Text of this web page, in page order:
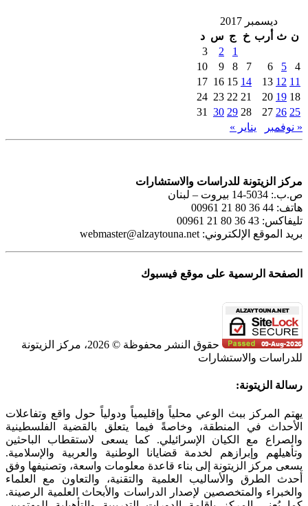
ديسمبر 2017
ن ث أرب خ ج س د
1
2
3
4
5
6
7
8
9
10
11
12
13
14
15
16
17
18
19
20
21
22
23
24
25
26
27
28
29
30
31
« نوفمبر
يناير »
مركز الزيتونة للدراسات والاستشارات
ص.ب.: 5034-14 بيروت – لبنان
هاتف: 44 36 80 21 00961
تليفاكس: 43 36 80 21 00961
بريد الموقع الإلكتروني: webmaster@alzaytouna.net
الصفحة الرسمية على موقع فيسبوك
حقوق النشر محفوظة © 2026، مركز الزيتونة
للدراسات والاستشارات
Toggle
Bar
Area
رسالة الزيتونة:
يهتم المركز ببث الوعي محلياً وإقليمياً ودولياً حول واقع وتفاعلات
الأحداث في المنطقة، وخاصةً فيما يتعلق بالقضية الفلسطينية
والصراع مع الكيان الإسرائيلي. كما يسعى لاستقطاب الباحثين
وتأهيلهم وإبرازهم لخدمة قضايانا الوطنية والعربية والإسلامية.
يسعى مركز الزيتونة إلى بناء قاعدة معلومات واسعة، وتصنيفها وفق
أحدث الطرق والأساليب العلمية والتقنية، والتعاون مع العلماء
والخبراء والمتخصصين لإصدار الدراسات والأبحاث العلمية الرصينة.